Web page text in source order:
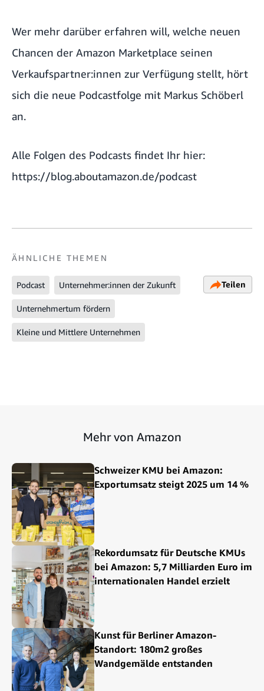
Wer mehr darüber erfahren will, welche neuen
Chancen der Amazon Marketplace seinen
Verkaufspartner:innen zur Verfügung stellt, hört
sich die neue Podcastfolge mit Markus Schöberl
an.
Alle Folgen des Podcasts findet Ihr hier:
https://blog.aboutamazon.de/podcast
ÄHNLICHE THEMEN
Podcast Unternehmer:innen der Zukunft
Unternehmertum fördern
Kleine und Mittlere Unternehmen
Teilen
Mehr von Amazon
Schweizer KMU bei Amazon:
Exportumsatz steigt 2025 um 14 %
Rekordumsatz für Deutsche KMUs
bei Amazon: 5,7 Milliarden Euro im
internationalen Handel erzielt
Kunst für Berliner Amazon-
Standort: 180m2 großes
Wandgemälde entstanden